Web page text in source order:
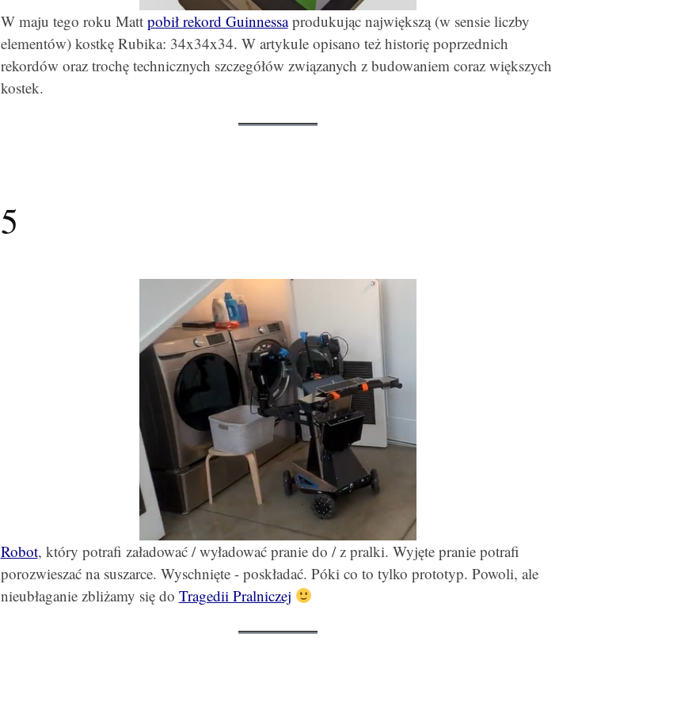
W maju tego roku Matt pobił rekord Guinnessaprodukując największą (w sensie liczby
elementów) kostkę Rubika: 34x34x34. W artykule opisano też historię poprzednich
rekordów oraz trochę technicznych szczegółów związanych z budowaniem coraz większych
kostek.
5
Robot, który potrafi załadować / wyładować pranie do / z pralki. Wyjęte pranie potrafi
porozwieszać na suszarce. Wyschnięte - poskładać. Póki co to tylko prototyp. Powoli, ale
nieubłaganie zbliżamy się do Tragedii Pralniczej